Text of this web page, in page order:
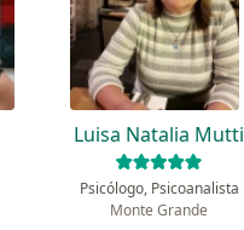
Luisa Natalia Mutti
Psicólogo, Psicoanalista
Monte Grande